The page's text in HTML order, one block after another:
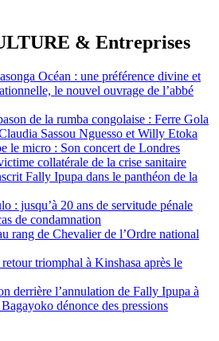
& Entreprises
Océan : une préférence divine et
le nouvel ouvrage de l’abbé
de la rumba congolaise : Ferre Gola
Sassou Nguesso et Willy Etoka
le micro : Son concert de Londres
collatérale de la crise sanitaire
Fally Ipupa dans le panthéon de la
: jusqu’à 20 ans de servitude pénale
de condamnation
rang de Chevalier de l’Ordre national
triomphal à Kinshasa après le
derrière l’annulation de Fally Ipupa à
dénonce des pressions